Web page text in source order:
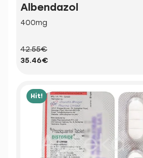
Albendazol
400mg
42.55€
35.46€
Hit!